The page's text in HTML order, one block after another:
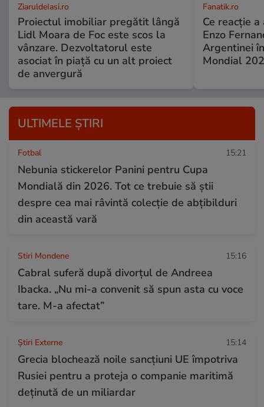
ZiaruldeIasi.ro
Proiectul imobiliar pregătit lângă
Lidl Moara de Foc este scos la
vânzare. Dezvoltatorul este
asociat în piață cu un alt proiect
de anvergură
Fanatik.ro
Ce reacție
Enzo
Argentinei
Mondial
ULTIMELE ȘTIRI
Fotbal 15:21
Nebunia stickerelor Panini pentru Cupa
Mondială din 2026. Tot ce trebuie să știi
despre cea mai râvintă colecție de abțibilduri
din această vară
Stiri Mondene 15:16
Cabral suferă după divorțul de Andreea
Ibacka. „Nu mi-a convenit să spun asta cu voce
tare. M-a afectat”
Știri Externe 15:14
Grecia blochează noile sancțiuni UE împotriva
Rusiei pentru a proteja o companie maritimă
deținută de un miliardar